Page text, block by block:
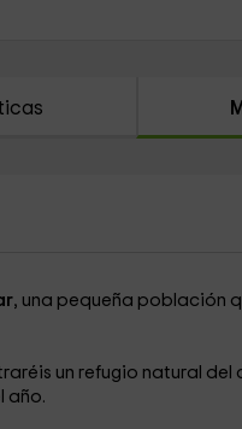
, una pequeña población
un refugio natural del
año.